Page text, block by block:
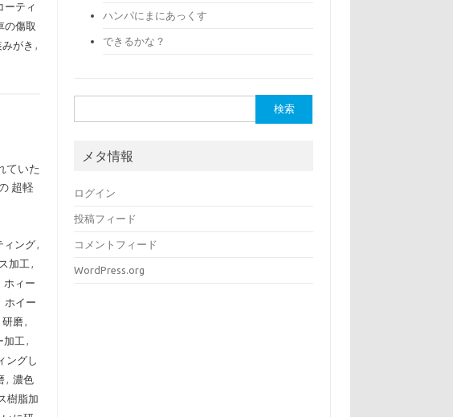
ーティ
の傷取
がき ,
ていた
超軽
ィング,
加工 ,
ホィー
ホイー
研磨,
加工 ,
ングし
, 濃色
樹脂加
ハンパにまにあっくす
できるかな？
索:
メタ情報
ログイン
投稿フィード
コメントフィード
WordPress.org